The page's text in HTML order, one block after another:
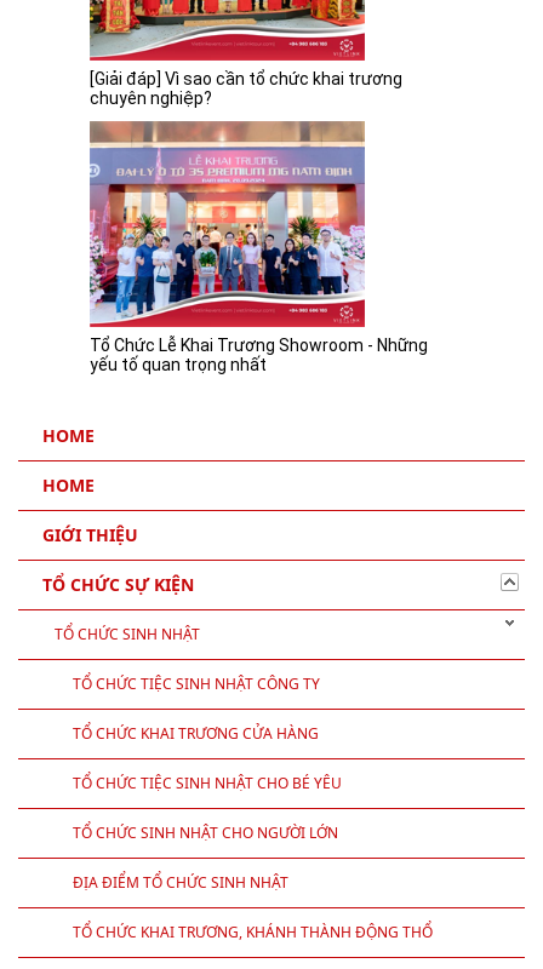
[Giải đáp] Vì sao cần tổ chức khai trương
chuyên nghiệp?
Tổ Chức Lễ Khai Trương Showroom - Những
yếu tố quan trọng nhất
HOME
HOME
GIỚI THIỆU
TỔ CHỨC SỰ KIỆN
TỔ CHỨC SINH NHẬT
TỔ CHỨC TIỆC SINH NHẬT CÔNG TY
TỔ CHỨC KHAI TRƯƠNG CỬA HÀNG
TỔ CHỨC TIỆC SINH NHẬT CHO BÉ YÊU
TỔ CHỨC SINH NHẬT CHO NGƯỜI LỚN
ĐỊA ĐIỂM TỔ CHỨC SINH NHẬT
TỔ CHỨC KHAI TRƯƠNG, KHÁNH THÀNH ĐỘNG THỔ